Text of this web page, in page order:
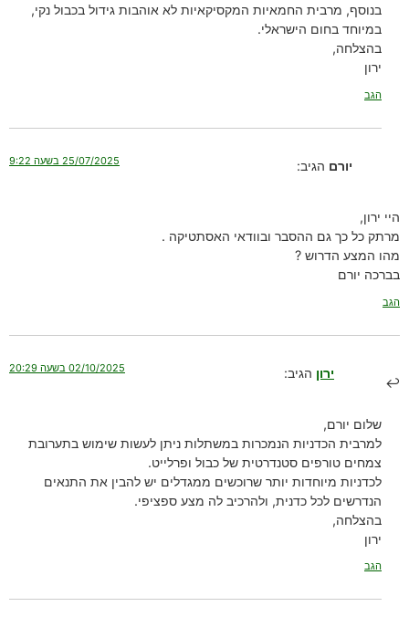
בנוסף, מרבית החמאיות המקסיקאיות לא אוהבות גידול בכבול נקי,
במיוחד בחום הישראלי.
בהצלחה,
ירון
הגב
יורם הגיב: 25/07/2025 בשעה 9:22
היי ירון,
מרתק כל כך גם ההסבר ובוודאי האסתטיקה .
מהו המצע הדרוש ?
בברכה יורם
הגב
ירון הגיב: 02/10/2025 בשעה 20:29
שלום יורם,
למרבית הכדניות הנמכרות במשתלות ניתן לעשות שימוש בתערובת
צמחים טורפים סטנדרטית של כבול ופרלייט.
לכדניות מיוחדות יותר שרוכשים ממגדלים יש להבין את התנאים
הנדרשים לכל כדנית, ולהרכיב לה מצע ספציפי.
בהצלחה,
ירון
הגב